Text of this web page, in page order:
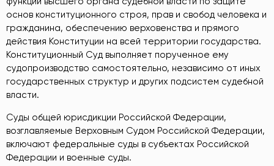
основ конституционного строя, прав и свобод человека и
гражданина, обеспечению верховенства и прямого
действия Конституции на всей территории государства.
Конституционный Суд выполняет порученное ему
судопроизводство самостоятельно, независимо от иных
государственных структур и других подсистем судебной
власти.
Суды общей юрисдикции Российской Федерации,
возглавляемые Верховным Судом Российской Федерации,
включают федеральные суды в субъектах Российской
Федерации и военные суды.